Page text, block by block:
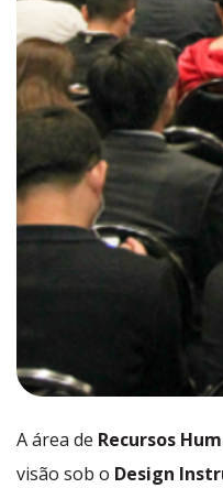
A área de Recursos
visão sob o Design